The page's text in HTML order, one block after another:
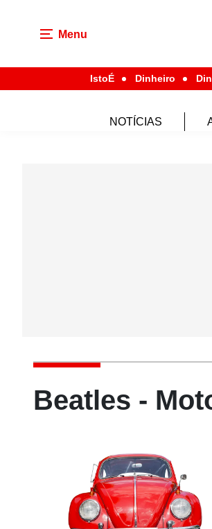
Menu
IstoÉ Dinheiro
NOTÍCIAS
Beatles -